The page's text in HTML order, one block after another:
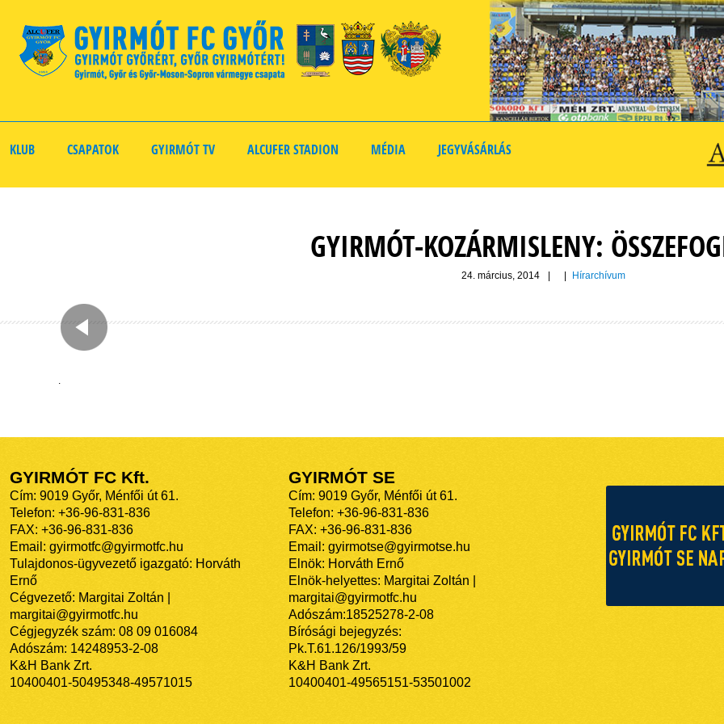
KLUB CSAPATOK GYIRMÓT TV ALCUFER STADION MÉDIA JEGYVÁSÁRLÁS
GYIRMÓT-KOZÁRMISLENY:
24. március, 2014 Hírarchívum
.
GYIRMÓT FC Kft.
Cím: 9019 Győr, Ménfői út 61.
Telefon: +36-96-831-836
FAX: +36-96-831-836
Email: gyirmotfc@gyirmotfc.hu
Tulajdonos-ügyvezető igazgató: Horváth
Ernő
Cégvezető: Margitai Zoltán |
margitai@gyirmotfc.hu
Cégjegyzék szám: 08 09 016084
Adószám: 14248953-2-08
K&H Bank Zrt.
10400401-50495348-49571015
GYIRMÓT SE
Cím: 9019 Győr, Ménfői út 61.
Telefon: +36-96-831-836
FAX: +36-96-831-836
Email: gyirmotse@gyirmotse.hu
Elnök: Horváth Ernő
Elnök-helyettes: Margitai Zoltán |
margitai@gyirmotfc.hu
Adószám:18525278-2-08
Bírósági bejegyzés:
Pk.T.61.126/1993/59
K&H Bank Zrt.
10400401-49565151-53501002